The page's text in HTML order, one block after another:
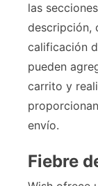
las
descripción,
calificación
pueden
carrito y
envío.
Fiebre